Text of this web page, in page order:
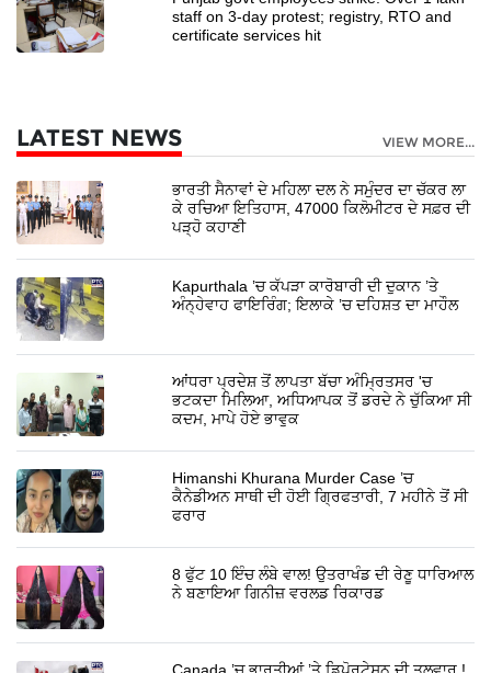
staff on 3-day protest; registry, RTO and
certificate services hit
LATEST NEWS VIEW MORE...
ਭਾਰਤੀ ਸੈਨਾਵਾਂ ਦੇ ਮਹਿਲਾ ਦਲ ਨੇ ਸਮੁੰਦਰ ਦਾ ਚੱਕਰ ਲਾ
ਕੇ ਰਚਿਆ ਇਤਿਹਾਸ, 47000 ਕਿਲੋਮੀਟਰ ਦੇ ਸਫ਼ਰ ਦੀ
ਪੜ੍ਹੋ ਕਹਾਣੀ
Kapurthala ’ਚ ਕੱਪੜਾ ਕਾਰੋਬਾਰੀ ਦੀ ਦੁਕਾਨ ’ਤੇ
ਅੰਨ੍ਹੇਵਾਹ ਫਾਇਰਿੰਗ; ਇਲਾਕੇ ’ਚ ਦਹਿਸ਼ਤ ਦਾ ਮਾਹੌਲ
ਆਂਧਰਾ ਪ੍ਰਦੇਸ਼ ਤੋਂ ਲਾਪਤਾ ਬੱਚਾ ਅੰਮ੍ਰਿਤਸਰ 'ਚ
ਭਟਕਦਾ ਮਿਲਿਆ, ਅਧਿਆਪਕ ਤੋਂ ਡਰਦੇ ਨੇ ਚੁੱਕਿਆ ਸੀ
ਕਦਮ, ਮਾਪੇ ਹੋਏ ਭਾਵੁਕ
Himanshi Khurana Murder Case ’ਚ
ਕੈਨੇਡੀਅਨ ਸਾਥੀ ਦੀ ਹੋਈ ਗ੍ਰਿਫਤਾਰੀ, 7 ਮਹੀਨੇ ਤੋਂ ਸੀ
ਫਰਾਰ
8 ਫੁੱਟ 10 ਇੰਚ ਲੰਬੇ ਵਾਲ! ਉਤਰਾਖੰਡ ਦੀ ਰੇਣੂ ਧਾਰਿਆਲ
ਨੇ ਬਣਾਇਆ ਗਿਨੀਜ਼ ਵਰਲਡ ਰਿਕਾਰਡ